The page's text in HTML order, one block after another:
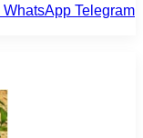
WhatsApp Telegram